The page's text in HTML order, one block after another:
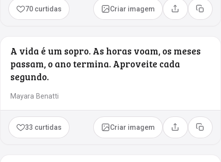
70 curtidas Criar imagem Compartilhar
Copiar
A vida é um sopro. As horas voam, os meses
passam, o ano termina. Aproveite cada
segundo.
Mayara Benatti
33 curtidas Criar imagem Compartilhar
Copiar